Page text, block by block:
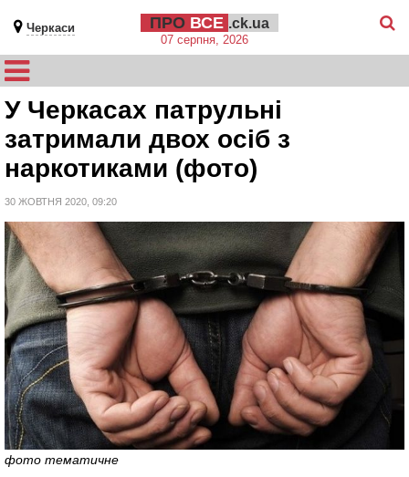
Черкаси ПРО ВСЕ .ck.ua
07 серпня, 2026
У Черкасах патрульні
затримали двох осіб з
наркотиками (фото)
30 ЖОВТНЯ 2020, 09:20
фото тематичне